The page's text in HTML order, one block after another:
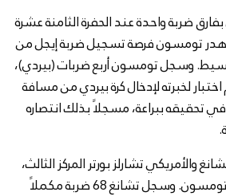
ضربة واحدة عند الحفرة الثامنة عشرة
حيث أهدر تومسون فرصة تسجيل ضربة إيجل من
بسيط. وسجل تومسون أربع ضربات (بيردي)،
لخبرته لإدخال كرة بيردي من مسافة
تحقيقه ببراعة، مسجلاً بذلك انتصاره
والأمريكي تشارلز بورتر المركز الثالث،
بفارق ثلاث ضربات خلف تومسون. وسجل تشانغ 68 ضربة مكملاً